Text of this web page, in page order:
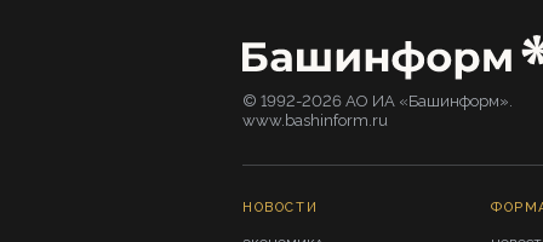
© 1992-2026 АО ИА «Башинформ».
www.bashinform.ru
НОВОСТИ